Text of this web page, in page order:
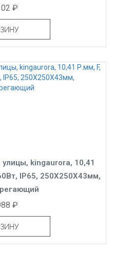
₽
kingaurora, 10,41
IP65, 250X250X43мм,
₽